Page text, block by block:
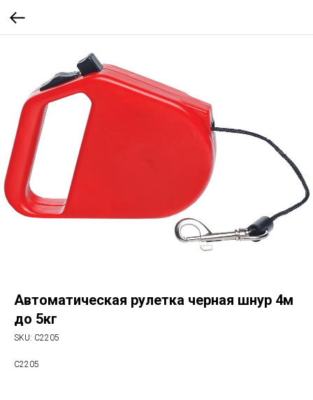
Автоматическая рулетка черная шнур 4м
до 5кг
SKU: C2205
C2205